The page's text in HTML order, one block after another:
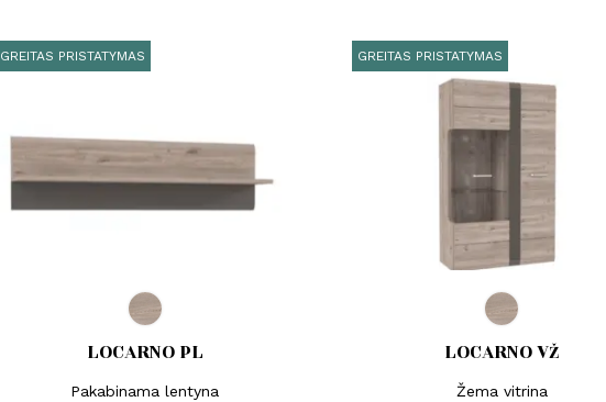
GREITAS PRISTATYMAS
LOCARNO PL
Pakabinama lentyna
GREITAS PRISTATYMAS
LOCARNO VŽ
Žema vitrina